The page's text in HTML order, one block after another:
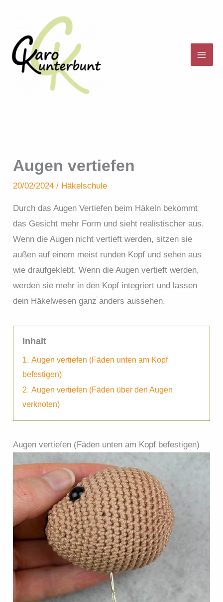
springen
Augen vertiefen
20/02/2024/ Häkelschule
Durch das Augen Vertiefen beim Häkeln bekommt
das Gesicht mehr Form und sieht realistischer aus.
Wenn die Augen nicht vertieft werden, sitzen sie
außen auf einem meist runden Kopf und sehen aus
wie draufgeklebt. Wenn die Augen vertieft werden,
werden sie mehr in den Kopf integriert und lassen
dein Häkelwesen ganz anders aussehen.
Inhalt
1. Augen vertiefen (Fäden unten am Kopf
befestigen)
2. Augen vertiefen (Fäden über den Augen
verknoten)
Augen vertiefen (Fäden unten am Kopf befestigen)